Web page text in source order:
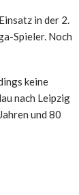
in der 2.
Spieler. Noch
keine
nach Leipzig
und 80